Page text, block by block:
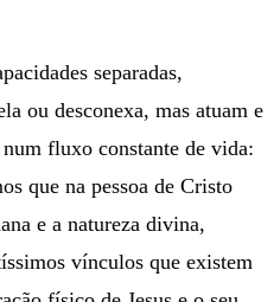
separadas,
ou desconexa, mas atuam e
fluxo constante de vida:
que na pessoa de Cristo
e a natureza divina,
vínculos que existem